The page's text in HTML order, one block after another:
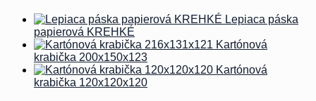
Lepiaca páska
papierová KREHKÉ
Kartónová
krabička 200x150x123
Kartónová
krabička 120x120x120